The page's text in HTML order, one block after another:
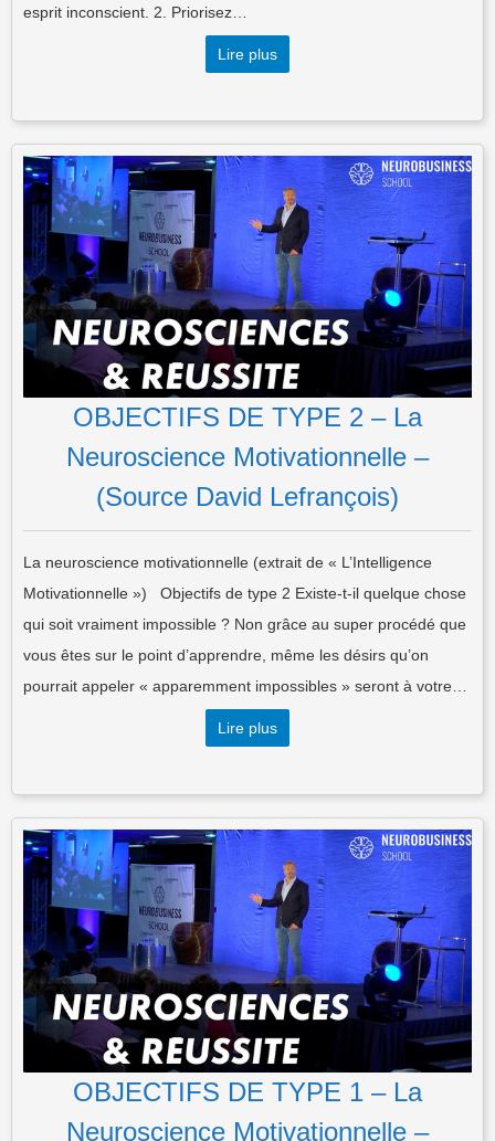
esprit inconscient. 2. Priorisez…
Lire plus
OBJECTIFS DE TYPE 2 – La
Neuroscience Motivationnelle –
(Source David Lefrançois)
La neuroscience motivationnelle (extrait de « L’Intelligence
Motivationnelle ») Objectifs de type 2 Existe-t-il quelque chose
qui soit vraiment impossible ? Non grâce au super procédé que
vous êtes sur le point d’apprendre, même les désirs qu’on
pourrait appeler « apparemment impossibles » seront à votre…
Lire plus
OBJECTIFS DE TYPE 1 – La
Neuroscience Motivationnelle –